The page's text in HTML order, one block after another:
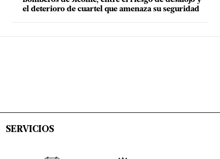
el deterioro de cuartel que amenaza su seguridad
SERVICIOS